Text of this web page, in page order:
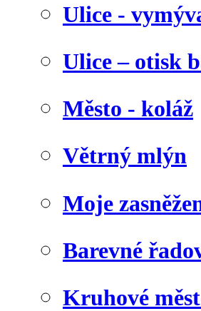
Ulice -
Ulice – otisk
Město - koláž
Větrný mlýn
Moje
Barevné
Kruhové